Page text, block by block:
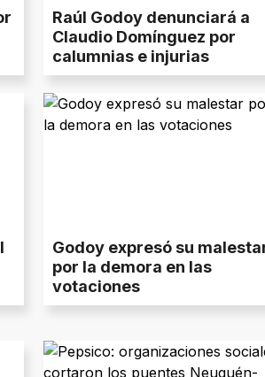
Raúl Godoy denunciará a
Claudio Domínguez por
calumnias e injurias
Godoy expresó su
por la demora en las
votaciones